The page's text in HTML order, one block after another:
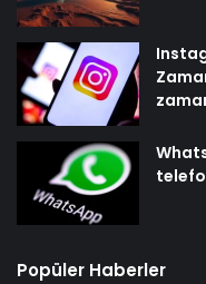
Popüler Haberler